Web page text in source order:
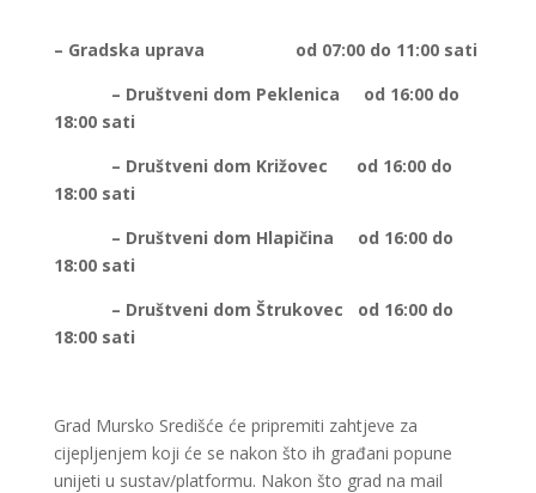
– Gradska uprava od 07:00 do 11:00 sati
– Društveni dom Peklenica od 16:00 do
18:00 sati
– Društveni dom Križovec od 16:00 do
18:00 sati
– Društveni dom Hlapičina od 16:00 do
18:00 sati
– Društveni dom Štrukovec od 16:00 do
18:00 sati
Grad Mursko Središće će pripremiti zahtjeve za
cijepljenjem koji će se nakon što ih građani popune
unijeti u sustav/platformu. Nakon što grad na mail